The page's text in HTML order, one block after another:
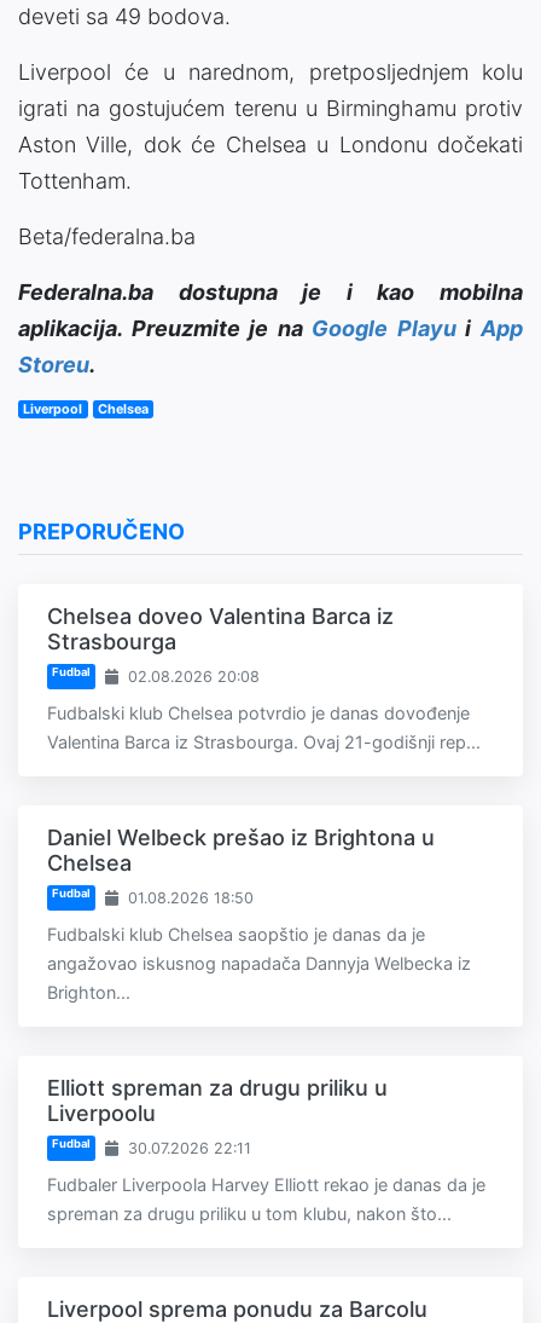
deveti sa 49 bodova.
Liverpool će u narednom, pretposljednjem kolu
igrati na gostujućem terenu u Birminghamu protiv
Aston Ville, dok će Chelsea u Londonu dočekati
Tottenham.
Beta/federalna.ba
Federalna.ba dostupna je i kao mobilna
aplikacija. Preuzmite je na Google PlayuiApp
Storeu.
Liverpool Chelsea
PREPORUČENO
Chelsea doveo Valentina Barca iz
Strasbourga
Fudbal 02.08.2026 20:08
Fudbalski klub Chelsea potvrdio je danas dovođenje
Valentina Barca iz Strasbourga. Ovaj 21-godišnji rep...
Daniel Welbeck prešao iz Brightona u
Chelsea
Fudbal 01.08.2026 18:50
Fudbalski klub Chelsea saopštio je danas da je
angažovao iskusnog napadača Dannyja Welbecka iz
Brighton...
Elliott spreman za drugu priliku u
Liverpoolu
Fudbal 30.07.2026 22:11
Fudbaler Liverpoola Harvey Elliott rekao je danas da je
spreman za drugu priliku u tom klubu, nakon što...
Liverpool sprema ponudu za Barcolu